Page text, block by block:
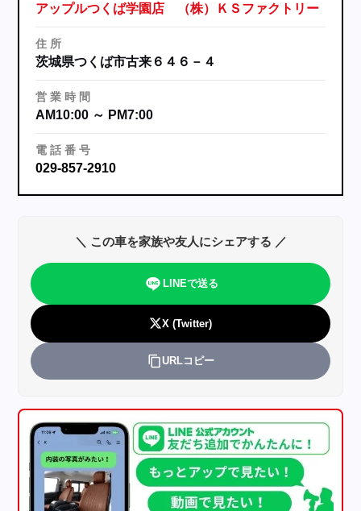
アップルつくば学園店 （株）ＫＳファクトリー
住 所
茨城県つくば市古来６４６－４
営 業 時 間
AM10:00 ～ PM7:00
電 話 番 号
029-857-2910
＼ この車を家族や友人にシェアする ／
LINEで送る
X (Twitter)
URLコピー